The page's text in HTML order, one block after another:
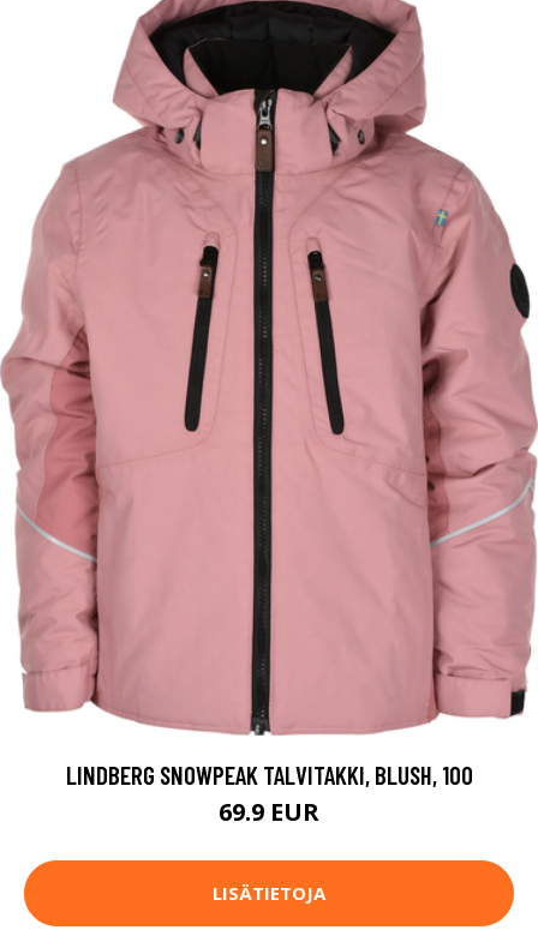
LINDBERG SNOWPEAK TALVITAKKI, BLUSH, 100
69.9 EUR
LISÄTIETOJA